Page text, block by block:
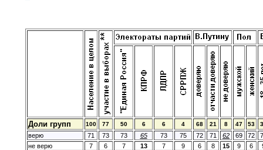
Доли групп 100 77 50 6 6 4 68 21 8 47 53
верю 71 73 73 65 73 75 72 71 62 69 72
не верю
7 6 7 13 7 9 6 8 15 9 6